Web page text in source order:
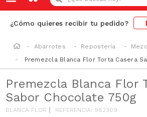
¿Cómo quieres recibir tu pedido?
Abarrotes Repostería
Premezcla Blanca Flor Torta Casera
Premezcla Blanca Flor
Sabor Chocolate 750g
BLANCA FLOR REFERENCIA: 982309